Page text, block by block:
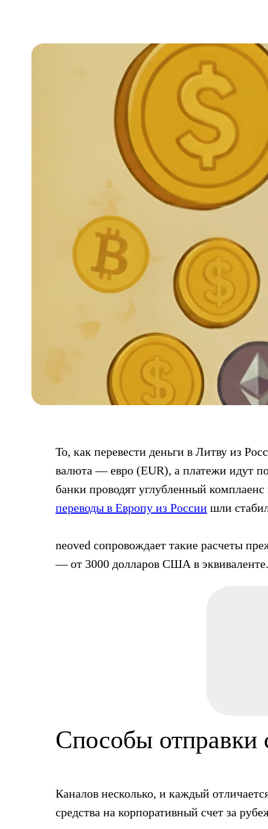
То, как перевести деньги в Литву из
валюта — евро (EUR), а платежи идут
банки проводят углубленный
переводы в Европу из России шли
neoved сопровождает такие расчеты
— от 3000 долларов США в эквиваленте.
Способы отправки
Каналов несколько, и каждый
средства на корпоративный счет за